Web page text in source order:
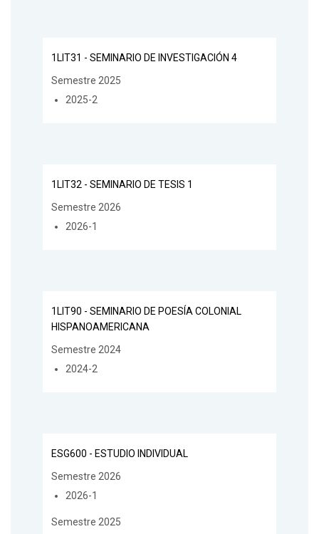
1LIT31 - SEMINARIO DE INVESTIGACIÓN 4
Semestre 2025
2025-2
1LIT32 - SEMINARIO DE TESIS 1
Semestre 2026
2026-1
1LIT90 - SEMINARIO DE POESÍA COLONIAL
HISPANOAMERICANA
Semestre 2024
2024-2
ESG600 - ESTUDIO INDIVIDUAL
Semestre 2026
2026-1
Semestre 2025